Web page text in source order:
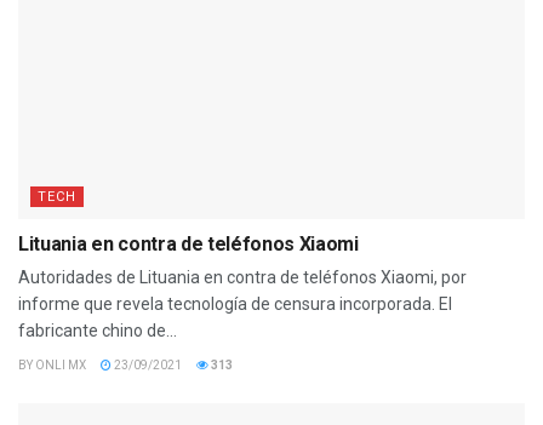
TECH
Lituania en contra de teléfonos Xiaomi
Autoridades de Lituania en contra de teléfonos Xiaomi, por
informe que revela tecnología de censura incorporada. El
fabricante chino de...
BY ONLI MX 23/09/2021 313